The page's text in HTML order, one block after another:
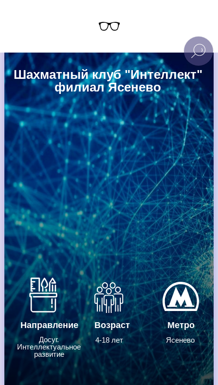
Шахматный клуб "Интеллект"
филиал Ясенево
Направление
Досуг.
Интеллектуальное
развитие
Возраст
4-18 лет
Метро
Ясенево